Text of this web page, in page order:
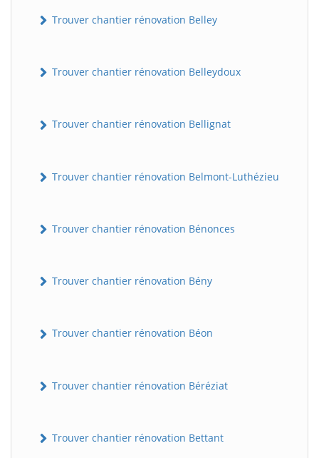
Trouver chantier rénovation Belley
Trouver chantier rénovation Belleydoux
Trouver chantier rénovation Bellignat
Trouver chantier rénovation Belmont-Luthézieu
Trouver chantier rénovation Bénonces
Trouver chantier rénovation Bény
Trouver chantier rénovation Béon
Trouver chantier rénovation Béréziat
Trouver chantier rénovation Bettant